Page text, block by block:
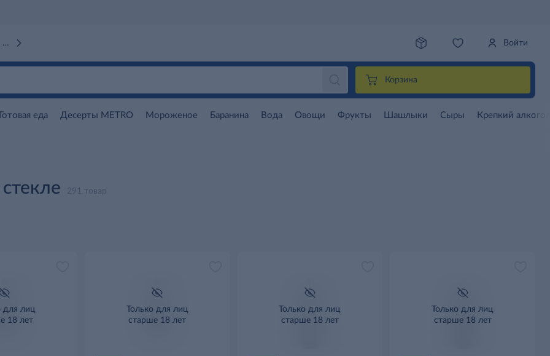
Войти
Корзина
еда Десерты METRO Мороженое Баранина Вода Овощи Фрукты Шашлыки Сыры Крепкий
291 товар
для лиц
18 лет
Только для лиц
старше 18 лет
Только для лиц
старше 18 лет
Только для лиц
старше 18 лет